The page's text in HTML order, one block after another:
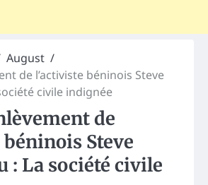
August
de l’activiste béninois Steve
civile indignée
de
Steve
: La société civile